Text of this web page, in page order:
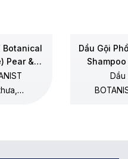
Botanical
Pear &
Dầu Gội